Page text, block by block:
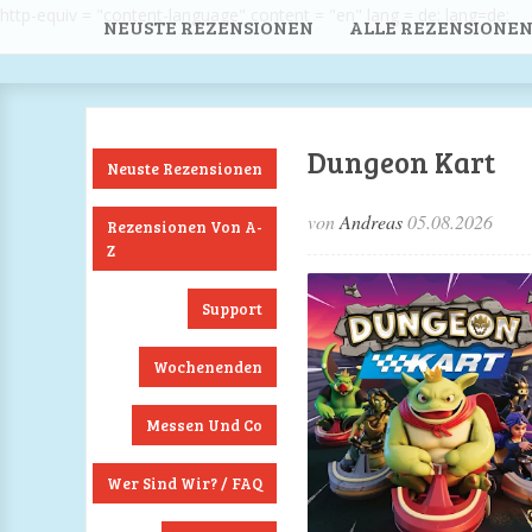
NEUSTE REZENSIONEN ALLE
Neuste Rezensionen
Rezensionen Von A-
Z
Support
Wochenenden
Messen Und Co
Wer Sind Wir? / FAQ
Dungeon Kart
vonAndreas05.08.2026